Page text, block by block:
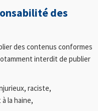
des
des contenus conformes
interdit de publier
raciste,
la haine,